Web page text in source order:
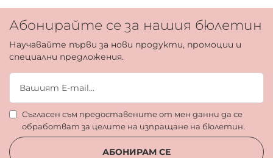
Абонирайте се за нашия бюлетин
Научавайте първи за нови продукти, промоции и
специални предложения.
Съгласен съм предоставените от мен данни да се
обработват за целите на изпращане на бюлетин.
АБОНИРАМ СЕ